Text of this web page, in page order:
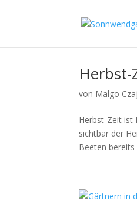
Herbst-
von Malgo
Herbst-Zeit ist
sichtbar der
Beeten